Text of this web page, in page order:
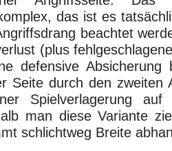
das ist es
beachtet
(plus
defensive Absicherung
Seite durch den zweiten
Spielverlagerung
man diese Variante
schlichtweg Breite